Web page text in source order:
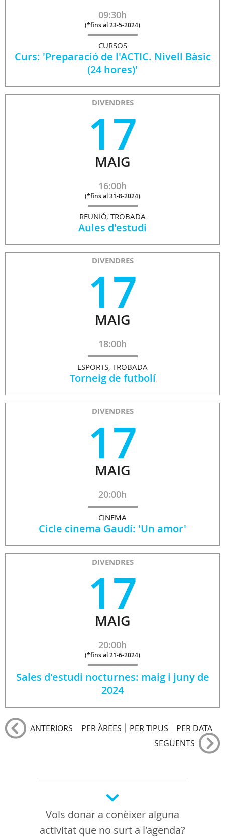
09:30h
(*fins al 23-5-2024)
CURSOS
Curs: 'Preparació de l'ACTIC. Nivell Bàsic
(24 hores)'
DIVENDRES
17
MAIG
16:00h
(*fins al 31-8-2024)
REUNIÓ, TROBADA
Aules d'estudi
DIVENDRES
17
MAIG
18:00h
ESPORTS, TROBADA
Torneig de futbolí
DIVENDRES
17
MAIG
20:00h
CINEMA
Cicle cinema Gaudí: 'Un amor'
DIVENDRES
17
MAIG
20:00h
(*fins al 21-6-2024)
Sales d'estudi nocturnes: maig i juny de
2024
ANTERIORS PER ÀREES PER TIPUS
PER DATA
SEGÜENTS
Vols donar a conèixer alguna
activitat que no surt a l'agenda?